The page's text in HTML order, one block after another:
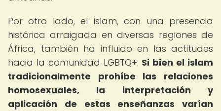
Por otro lado, el islam, con una presencia
histórica arraigada en diversas regiones de
África, también ha influido en las actitudes
hacia la comunidad LGBTQ+. Si bien el islam
tradicionalmente prohíbe las relaciones
homosexuales, la interpretación y
aplicación de estas enseñanzas varían